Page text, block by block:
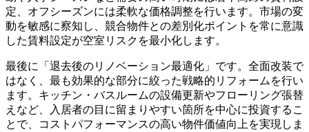
定、オフシーズンには柔軟な価格調整を行います。市場の変
動を敏感に察知し、競合物件との差別化ポイントを常に意識
した賃料設定が空室リスクを最小化します。
最後に「退去後のリノベーション最適化」です。全面改装で
はなく、最も効果的な部分に絞った戦略的リフォームを行い
ます。キッチン・バスルームの設備更新やフローリング張替
えなど、入居者の目に留まりやすい箇所を中心に投資するこ
とで、コストパフォーマンスの高い物件価値向上を実現しま